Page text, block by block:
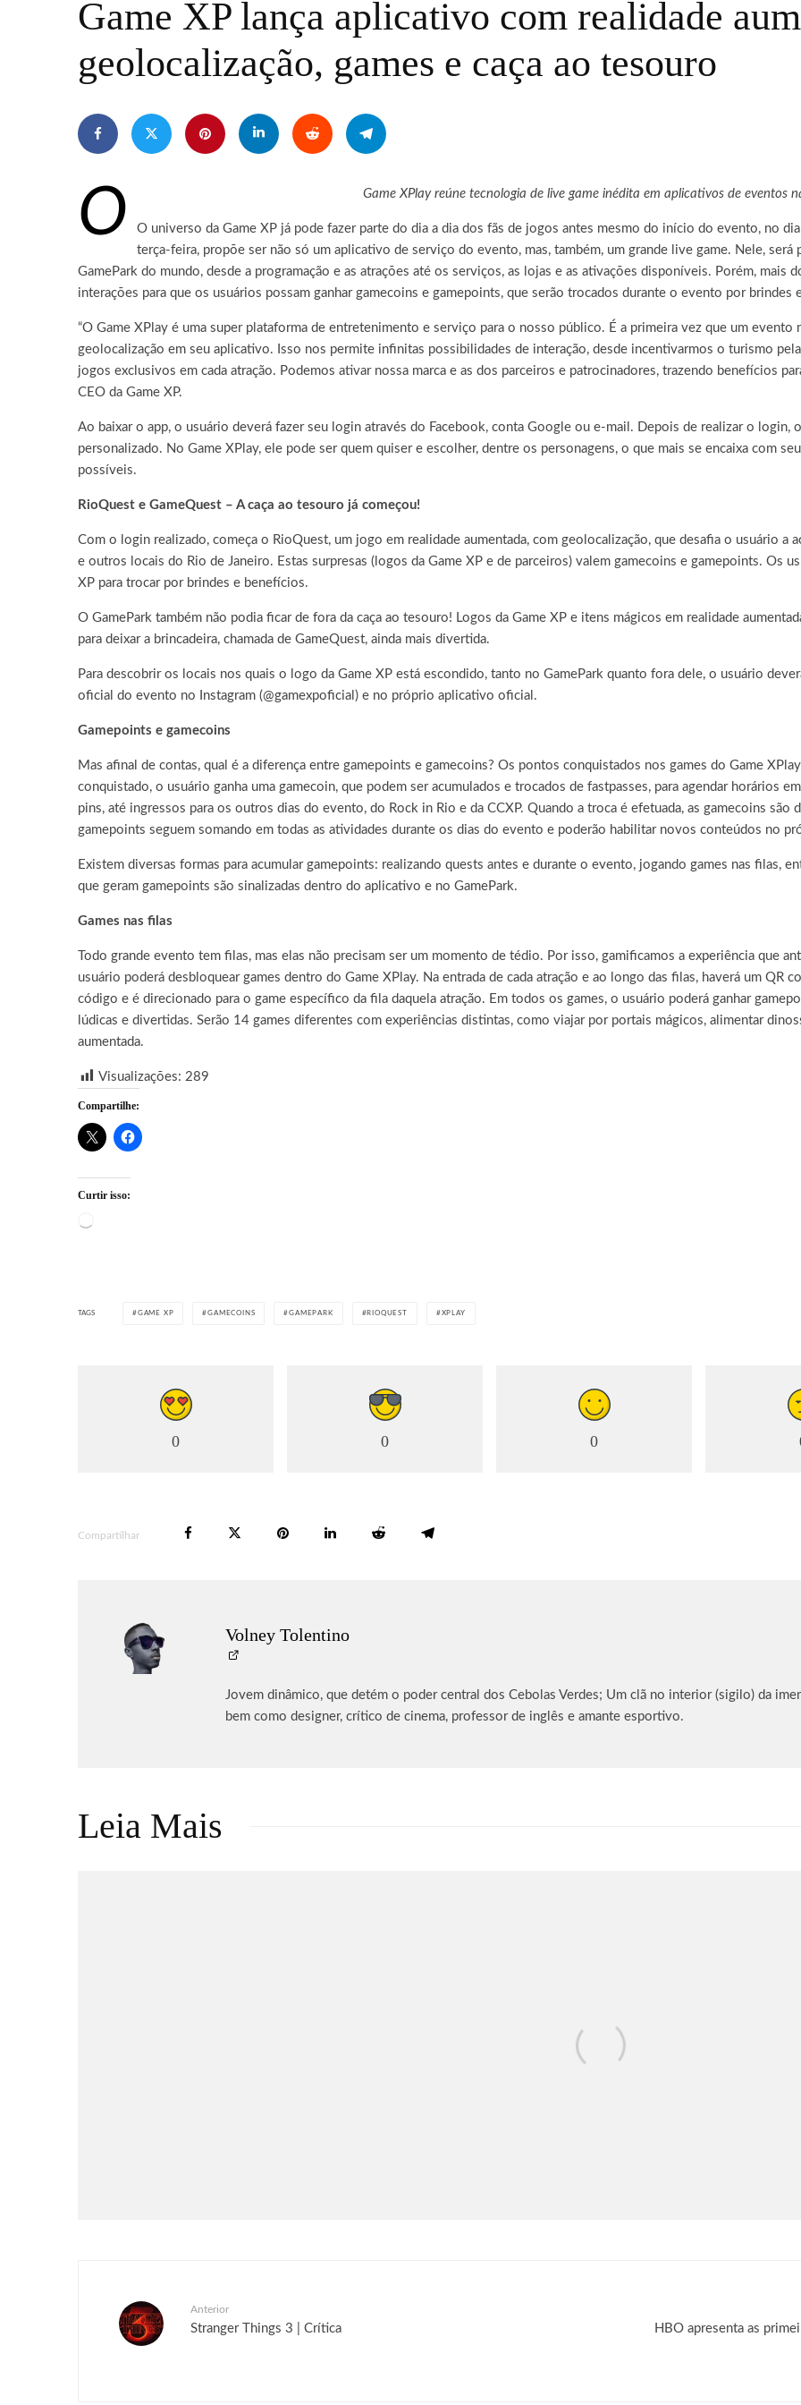
Game XP lança aplicativo com realidade
geolocalização, games e caça ao tesouro
O Game XPlay reúne tecnologia de live game inédita em aplicativos de eventos
O universo da Game XP já pode fazer parte do dia a dia dos fãs de jogos antes mesmo do início do evento, no
terça-feira, propõe ser não só um aplicativo de serviço do evento, mas, também, um grande live game. Nele,
GamePark do mundo, desde a programação e as atrações até os serviços, as lojas e as ativações disponíveis. Porém,
interações para que os usuários possam ganhar gamecoins e gamepoints, que serão trocados durante o evento por brindes
“O Game XPlay é uma super plataforma de entretenimento e serviço para o nosso público. É a primeira vez que um evento
geolocalização em seu aplicativo. Isso nos permite infinitas possibilidades de interação, desde incentivarmos o turismo
jogos exclusivos em cada atração. Podemos ativar nossa marca e as dos parceiros e patrocinadores, trazendo benefícios
CEO da Game XP.
Ao baixar o app, o usuário deverá fazer seu login através do Facebook, conta Google ou e-mail. Depois de realizar o login,
personalizado. No Game XPlay, ele pode ser quem quiser e escolher, dentre os personagens, o que mais se encaixa com
possíveis.
RioQuest e GameQuest – A caça ao tesouro já começou!
Com o login realizado, começa o RioQuest, um jogo em realidade aumentada, com geolocalização, que desafia o usuário a
e outros locais do Rio de Janeiro. Estas surpresas (logos da Game XP e de parceiros) valem gamecoins e gamepoints. Os
XP para trocar por brindes e benefícios.
O GamePark também não podia ficar de fora da caça ao tesouro! Logos da Game XP e itens mágicos em realidade
para deixar a brincadeira, chamada de GameQuest, ainda mais divertida.
Para descobrir os locais nos quais o logo da Game XP está escondido, tanto no GamePark quanto fora dele, o usuário
oficial do evento no Instagram (@gamexpoficial) e no próprio aplicativo oficial.
Gamepoints e gamecoins
Mas afinal de contas, qual é a diferença entre gamepoints e gamecoins? Os pontos conquistados nos games do Game
conquistado, o usuário ganha uma gamecoin, que podem ser acumulados e trocados de fastpasses, para agendar horários
pins, até ingressos para os outros dias do evento, do Rock in Rio e da CCXP. Quando a troca é efetuada, as gamecoins são
gamepoints seguem somando em todas as atividades durante os dias do evento e poderão habilitar novos conteúdos no
Existem diversas formas para acumular gamepoints: realizando quests antes e durante o evento, jogando games nas filas,
que geram gamepoints são sinalizadas dentro do aplicativo e no GamePark.
Games nas filas
Todo grande evento tem filas, mas elas não precisam ser um momento de tédio. Por isso, gamificamos a experiência que
usuário poderá desbloquear games dentro do Game XPlay. Na entrada de cada atração e ao longo das filas, haverá um QR
código e é direcionado para o game específico da fila daquela atração. Em todos os games, o usuário poderá ganhar
lúdicas e divertidas. Serão 14 games diferentes com experiências distintas, como viajar por portais mágicos, alimentar
aumentada.
Visualizações: 289
Compartilhe:
Curtir isso:
TAGS GAME XP GAMECOINS GAMEPARK RIOQUEST XPLAY
0 0 0
Compartilhar
Volney Tolentino
Jovem dinâmico, que detém o poder central dos Cebolas Verdes; Um clã no interior (sigilo) da
bem como designer, crítico de cinema, professor de inglês e amante esportivo.
Leia Mais
Anterior
Stranger Things 3 | Crítica HBO apresenta as